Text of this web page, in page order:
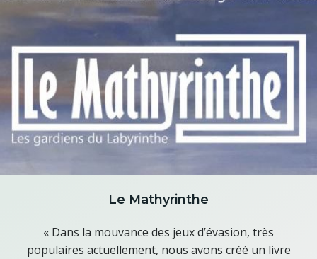
Le Mathyrinthe
« Dans la mouvance des jeux d’évasion, très
populaires actuellement, nous avons créé un livre